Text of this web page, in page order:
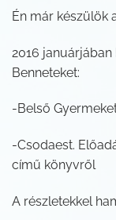
Én már készülök
2016
Benneteket:
-Belső
-Csodaest.
című könyvről
A részletekkel